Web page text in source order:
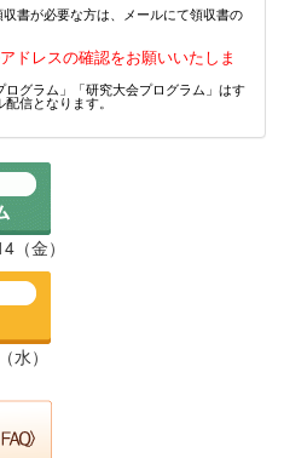
書が必要な方は、メールにて領収書の
ドレスの確認をお願いいたしま
ログラム」「研究大会プログラム」はす
配信となります。
（金）
水）